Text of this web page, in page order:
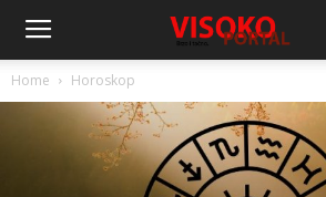
Home Horoskop